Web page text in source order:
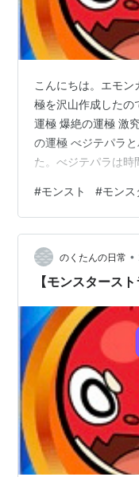
こんにちは。エモ
極を沢山作成したの
運極 爆絶の運極 激
の運極 べジテパラ
た。べジテパラは時
ヴァロン・ティル
成しました。ティル
いました。 激究極
作成しました。※ス
れてしまいました
#モンスト #モンス
のくたんの日常 •
【モンスタース